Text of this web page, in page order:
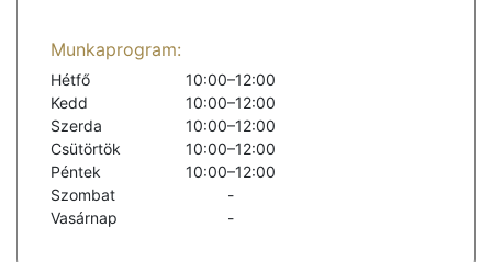
Munkaprogram:
Hétfő
10:00–12:00
Kedd
10:00–12:00
Szerda
10:00–12:00
Csütörtök
10:00–12:00
Péntek
10:00–12:00
Szombat
-
Vasárnap
-